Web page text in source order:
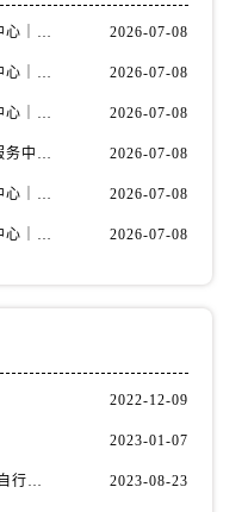
江苏省南京市秦淮区中山南路1号南京中心22层22-C1-C3室萧邦售后服务中心（需提前预约）
亲身探访萧邦南宁官方售后服务中心｜网点地址与电话（2026年7月最新） 2026-07-08
亲身探访萧邦惠州官方售后服务中心｜网点地址及热线（2026年7月最新） 2026-07-08
亲身探访萧邦唐山官方售后服务中心｜全新地址及服务热线（2026年7月最新） 2026-07-08
亲身探访萧邦乌鲁木齐官方售后服务中心｜网点地址与服务热线（2026年7月最新） 2026-07-08
亲身探访萧邦南昌官方售后服务中心｜详细地址及客服热线（2026年7月最新） 2026-07-08
亲身探访萧邦烟台官方售后服务中心｜全新官方服务电话与地址（2026年7月最新） 2026-07-08
2022-12-09
2023-01-07
萧邦表壳和表带连接处松动(如何自行修复) 2023-08-23